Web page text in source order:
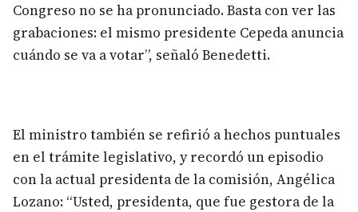
Congreso no se ha pronunciado. Basta con ver las
grabaciones: el mismo presidente Cepeda anuncia
cuándo se va a votar”, señaló Benedetti.
El ministro también se refirió a hechos puntuales
en el trámite legislativo, y recordó un episodio
con la actual presidenta de la comisión, Angélica
Lozano: “Usted, presidenta, que fue gestora de la